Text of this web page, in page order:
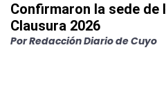
Confirmaron la sede de
Clausura 2026
PorRedacción Diario de Cuyo